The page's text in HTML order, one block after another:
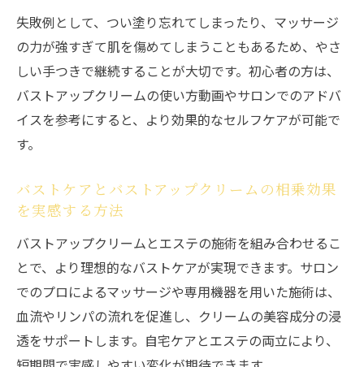
続けやすさ重視の現実派バストケア徹底ガイド
バストアップクリームを無理なく続けるた
めのポイント
現実的なバストケアにバストアップクリー
ムが最適な理由
バストアップクリームとエステの効果を比
較しよう
口コミから見るバストアップクリームの続
けやすさ
エステ施術の持続性とクリーム併用の変化に注
目
エステ施術後のバストアップクリーム活用
失敗例として、つい塗り忘れてしまったり、マッサージ
の力が強すぎて肌を傷めてしまうこともあるため、やさ
しい手つきで継続することが大切です。初心者の方は、
バストアップクリームの使い方動画やサロンでのアドバ
イスを参考にすると、より効果的なセルフケアが可能で
す。
バストケアとバストアップクリームの相乗効果
を実感する方法
バストアップクリームとエステの施術を組み合わせるこ
とで、より理想的なバストケアが実現できます。サロン
でのプロによるマッサージや専用機器を用いた施術は、
血流やリンパの流れを促進し、クリームの美容成分の浸
透をサポートします。自宅ケアとエステの両立により、